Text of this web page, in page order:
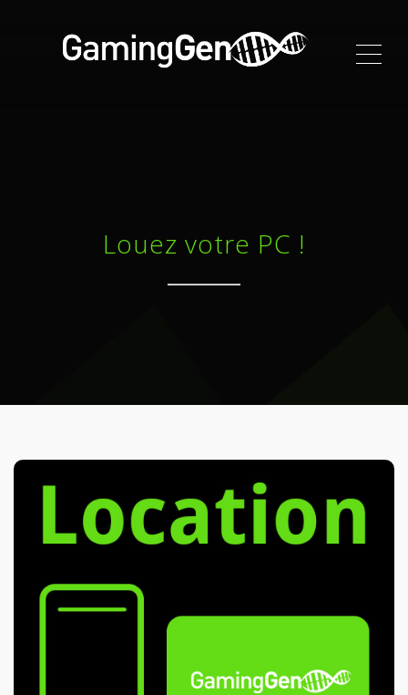
Louez votre PC !